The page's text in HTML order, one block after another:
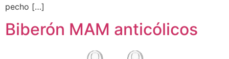
pecho […]
Biberón MAM anticólicos